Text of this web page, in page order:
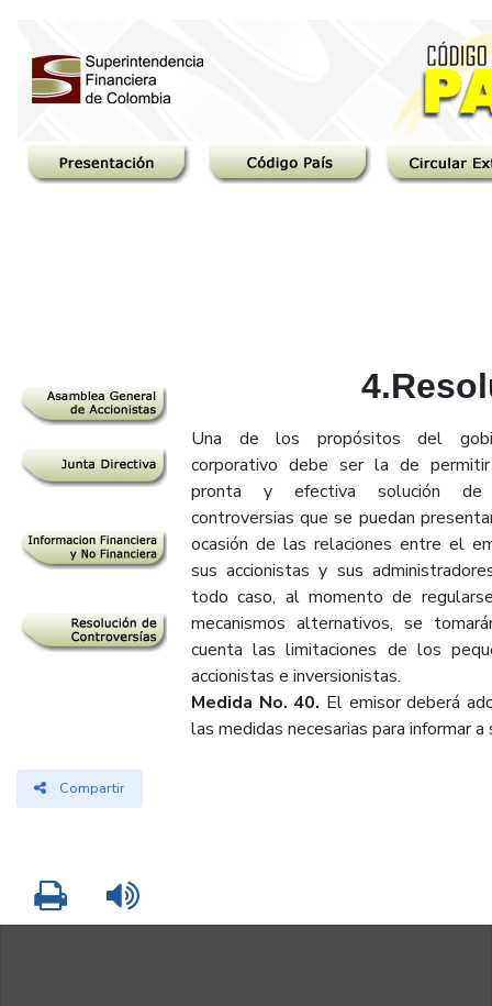
Una de los propósitos del
corporativo debe ser la de
pronta y efectiva solución
controversias que se puedan
ocasión de las relaciones entre el
sus accionistas y sus
todo caso, al momento de
mecanismos alternativos, se
cuenta las limitaciones de los
accionistas e inversionistas.
Medida No. 40. El emisor deberá
las medidas necesarias para informar a
Compartir
Imprimir